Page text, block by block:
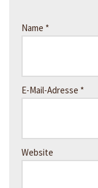
Name *
E-Mail-Adresse *
Website